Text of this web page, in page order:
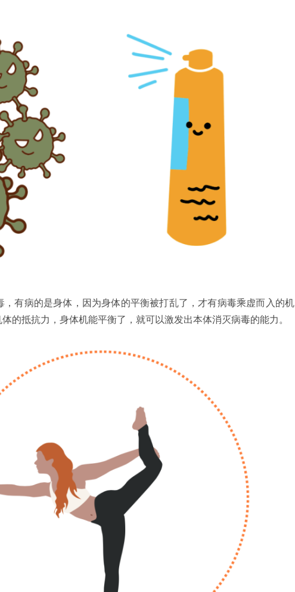
有病的是身体，因为身体的平衡被打乱了，才有病毒乘虚而入的机
的抵抗力，身体机能平衡了，就可以激发出本体消灭病毒的能力。